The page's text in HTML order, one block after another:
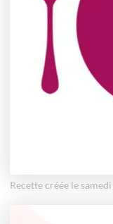
Recette créée le